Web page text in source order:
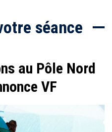
séance
au Pôle Nord
VF